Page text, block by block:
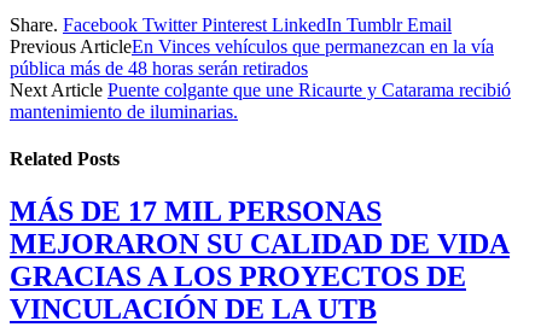
Share. Facebook Twitter Pinterest LinkedIn Tumblr Email
Previous ArticleEn Vinces vehículos que permanezcan en la vía
pública más de 48 horas serán retirados
Next Article Puente colgante que une Ricaurte y Catarama recibió
mantenimiento de iluminarias.
Related Posts
MÁS DE 17 MIL PERSONAS
MEJORARON SU CALIDAD DE VIDA
GRACIAS A LOS PROYECTOS DE
VINCULACIÓN DE LA UTB